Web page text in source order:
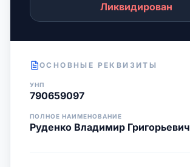
Ликвидирован
ОСНОВНЫЕ РЕКВИЗИТЫ
УНП
790659097
ПОЛНОЕ НАИМЕНОВАНИЕ
Руденко Владимир Григорьевич